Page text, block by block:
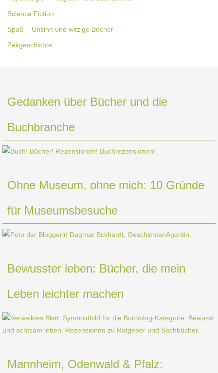
Science Fiction
Spaß – Unsinn und witzige Bücher
Zeitgeschichte
Gedanken über Bücher und die
Buchbranche
Ohne Museum, ohne mich: 10 Gründe
für Museumsbesuche
Bewusster leben: Bücher, die mein
Leben leichter machen
Mannheim, Odenwald & Pfalz: